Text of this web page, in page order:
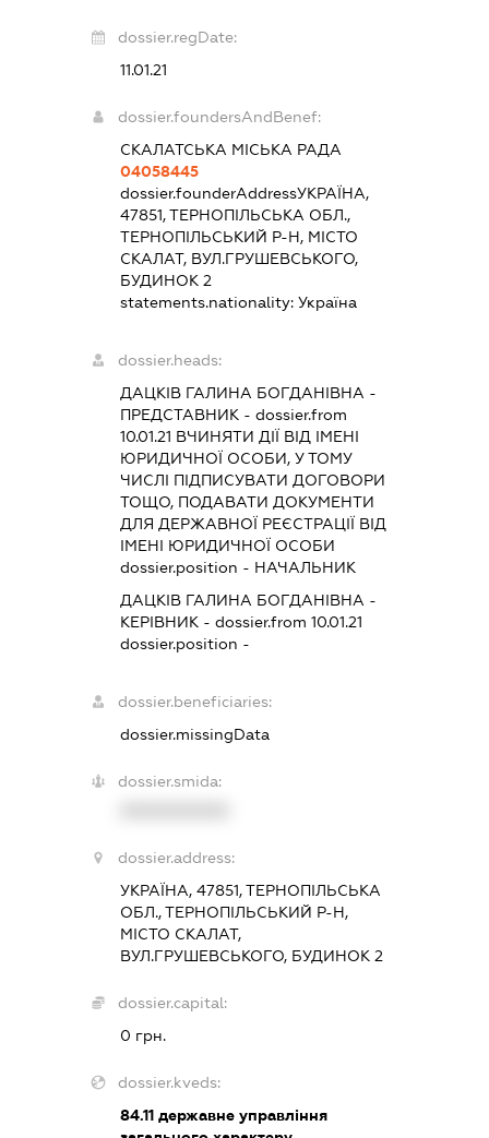
dossier.regDate:
11.01.21
dossier.foundersAndBenef:
СКАЛАТСЬКА МІСЬКА РАДА
04058445
dossier.founderAddressУКРАЇНА,
47851, ТЕРНОПІЛЬСЬКА ОБЛ.,
ТЕРНОПІЛЬСЬКИЙ Р-Н, МІСТО
СКАЛАТ, ВУЛ.ГРУШЕВСЬКОГО,
БУДИНОК 2
statements.nationality: Україна
dossier.heads:
ДАЦКІВ ГАЛИНА БОГДАНІВНА -
ПРЕДСТАВНИК - dossier.from
10.01.21 ВЧИНЯТИ ДІЇ ВІД ІМЕНІ
ЮРИДИЧНОЇ ОСОБИ, У ТОМУ
ЧИСЛІ ПІДПИСУВАТИ ДОГОВОРИ
ТОЩО, ПОДАВАТИ ДОКУМЕНТИ
ДЛЯ ДЕРЖАВНОЇ РЕЄСТРАЦІЇ ВІД
ІМЕНІ ЮРИДИЧНОЇ ОСОБИ
dossier.position - НАЧАЛЬНИК
ДАЦКІВ ГАЛИНА БОГДАНІВНА -
КЕРІВНИК - dossier.from 10.01.21
dossier.position -
dossier.beneficiaries:
dossier.missingData
dossier.smida:
dossier.address:
УКРАЇНА, 47851, ТЕРНОПІЛЬСЬКА
ОБЛ., ТЕРНОПІЛЬСЬКИЙ Р-Н,
МІСТО СКАЛАТ,
ВУЛ.ГРУШЕВСЬКОГО, БУДИНОК 2
dossier.capital:
0 грн.
dossier.kveds:
84.11державне управління